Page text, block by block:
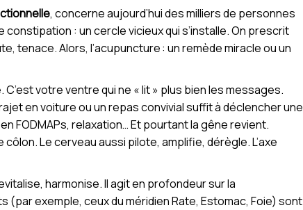
, concerne aujourd’hui des milliers de personnes
: un cercle vicieux qui s’installe. On prescrit
tenace. Alors, l’acupuncture : un remède miracle ou un
votre ventre qui ne « lit » plus bien les messages.
en voiture ou un repas convivial suffit à déclencher une
FODMAPs, relaxation… Et pourtant la gêne revient.
Le cerveau aussi pilote, amplifie, dérègle. L’axe
harmonise. Il agit en profondeur sur la
exemple, ceux du méridien Rate, Estomac, Foie) sont